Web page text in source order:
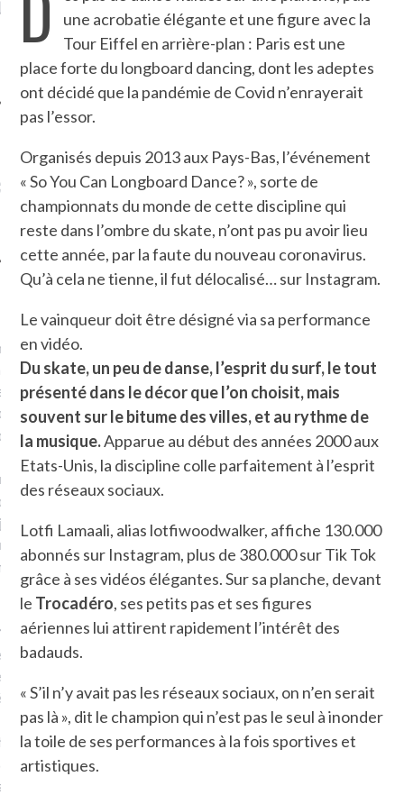
DE L’AMBASSADE
À PARIS. POURQUOI
? POUR QUI ?
CHAMPIGNONS ET AUX
LARDONS DANS LA HALLE
DE DAX. ET POURQUOI PAS
MES DERNIERS
SUR FACEBOOK
journaliste à France
toujours aimé marcher.
conquis mais en
Je ne suis pas une
je le garde pour ce
je sens, j’entends, je
goûte et ceux que je
! Marcheuse des villes,
des ruines et des
qui Marche: pousseuse
ou pas. Mais
pas d’interdit. Vélo,
bateau…
incite à un autre regard
curiosité. C’est un
une acrobatie élégante et une figure avec la
Tour Eiffel en arrière-plan : Paris est une
place forte du longboard dancing, dont les adeptes
ont décidé que la pandémie de Covid n’enrayerait
pas l’essor.
Organisés depuis 2013 aux Pays-Bas, l’événement
« So You Can Longboard Dance? », sorte de
championnats du monde de cette discipline qui
reste dans l’ombre du skate, n’ont pas pu avoir lieu
cette année, par la faute du nouveau coronavirus.
Qu’à cela ne tienne, il fut délocalisé… sur Instagram.
Le vainqueur doit être désigné via sa performance
en vidéo.
Du skate, un peu de danse, l’esprit du surf, le tout
présenté dans le décor que l’on choisit, mais
souvent sur le bitume des villes, et au rythme de
la musique.Apparue au début des années 2000 aux
Etats-Unis, la discipline colle parfaitement à l’esprit
des réseaux sociaux.
Lotfi Lamaali, alias lotfiwoodwalker, affiche 130.000
abonnés sur Instagram, plus de 380.000 sur Tik Tok
grâce à ses vidéos élégantes. Sur sa planche, devant
le Trocadéro, ses petits pas et ses figures
aériennes lui attirent rapidement l’intérêt des
badauds.
« S’il n’y avait pas les réseaux sociaux, on n’en serait
pas là », dit le champion qui n’est pas le seul à inonder
la toile de ses performances à la fois sportives et
artistiques.